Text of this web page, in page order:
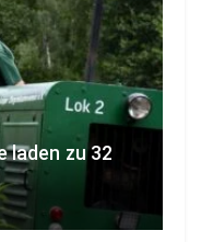
laden zu 32